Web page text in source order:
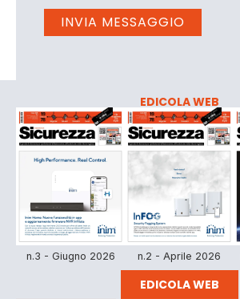
EDICOLA WEB
n.3 - Giugno 2026 n.2 - Aprile 2026
EDICOLA WEB